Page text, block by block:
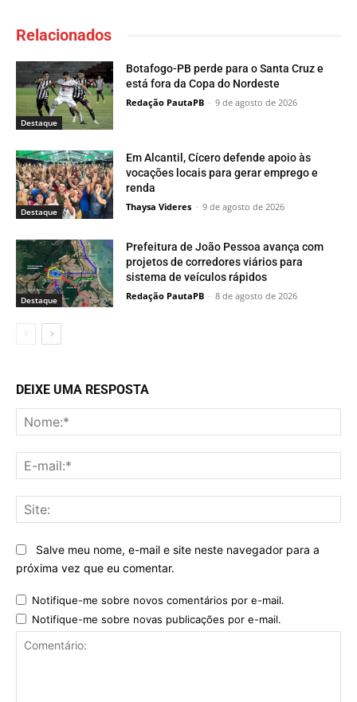
Relacionados
Destaque
Botafogo-PB perde para o Santa Cruz e
está fora da Copa do Nordeste
Redação PautaPB - 9 de agosto de 2026
Destaque
Em Alcantil, Cícero defende apoio às
vocações locais para gerar emprego e
renda
Thaysa Videres - 9 de agosto de 2026
Destaque
Prefeitura de João Pessoa avança com
projetos de corredores viários para
sistema de veículos rápidos
Redação PautaPB - 8 de agosto de 2026
DEIXE UMA RESPOSTA
Salve meu nome, e-mail e site neste navegador para a
próxima vez que eu comentar.
Notifique-me sobre novos comentários por e-mail.
Notifique-me sobre novas publicações por e-mail.